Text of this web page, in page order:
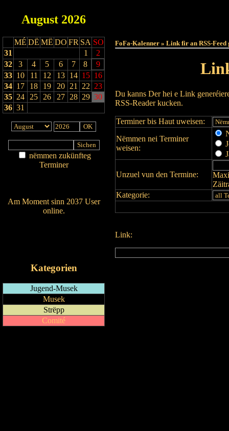
August 2026
MÉ DË MË DO FR SA SO
31
1
2
32
3 4 5 6 7 8
9
33 10 11 12 13 14 15 16
34 17 18 19 20 21 22 23
35 24 25 26 27 28 29 30
36 31
nëmmen zukünfteg
Terminer
Am Moment sinn 2037 User
online.
Kategorien
Jugend-Musek
Musek
Strëpp
Comité
FoFa-Kalenner » Link fir an RSS-Feed
Du kanns Der hei e Link
RSS-Reader kucken.
Terminer bis Haut uweisen:
Nëmmen nei Terminer
weisen:
Unzuel vun den Termine:
Kategorie:
Link: